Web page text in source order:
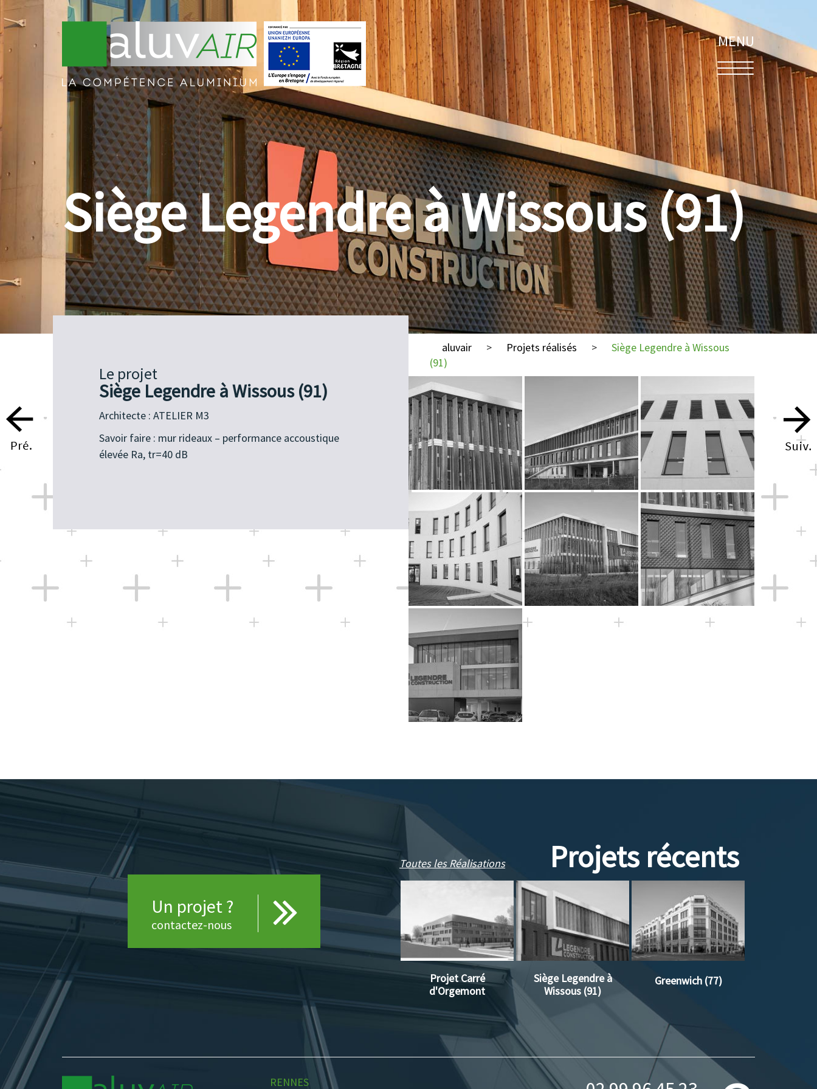
MENU
Siège Legendre à Wissous (91)
aluvair > Projets réalisés >
Siège Legendre à Wissous
(91)
Le projet
Siège Legendre à Wissous (91)
Architecte : ATELIER M3
Savoir faire : mur rideaux – performance accoustique
élevée Ra, tr=40 dB
Un projet ?
contactez-nous
Toutes les Réalisations Projets récents
Projet Carré
d'Orgemont
Siège Legendre à
Wissous (91)
Greenwich (77)
RENNES